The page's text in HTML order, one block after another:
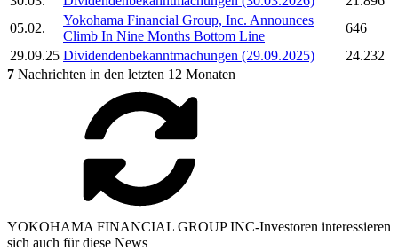
05.02.
Yokohama Financial Group, Inc. Announces
Climb In Nine Months Bottom Line
646
29.09.25 Dividendenbekanntmachungen (29.09.2025)
24.232
7 Nachrichten in den letzten 12 Monaten
YOKOHAMA FINANCIAL GROUP INC-Investoren interessieren
sich auch für diese News